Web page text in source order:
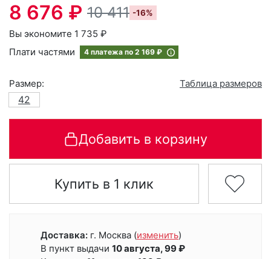
8 676 ₽ 10 411 -16%
Вы экономите 1 735 ₽
Плати частями
4 платежа по 2 169 ₽
Размер:
Таблица размеров
42
Добавить в корзину
Купить в 1 клик
Доставка: г. Москва (изменить)
В пункт выдачи 10 августа, 99 ₽